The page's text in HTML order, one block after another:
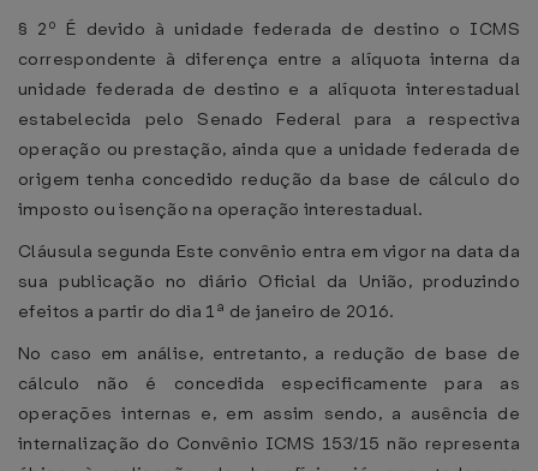
§ 2º É devido à unidade federada de destino o ICMS
correspondente à diferença entre a alíquota interna da
unidade federada de destino e a alíquota interestadual
estabelecida pelo Senado Federal para a respectiva
operação ou prestação, ainda que a unidade federada de
origem tenha concedido redução da base de cálculo do
imposto ou isenção na operação interestadual.
Cláusula segunda Este convênio entra em vigor na data da
sua publicação no diário Oficial da União, produzindo
efeitos a partir do dia 1ª de janeiro de 2016.
No caso em análise, entretanto, a redução de base de
cálculo não é concedida especificamente para as
operações internas e, em assim sendo, a ausência de
internalização do Convênio ICMS 153/15 não representa